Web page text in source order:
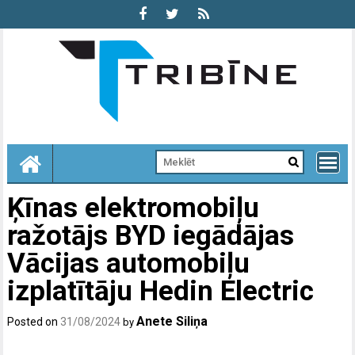
Ķīnas elektromobiļu
ražotājs BYD iegādājas
Vācijas automobiļu
izplatītāju Hedin Electric
Posted on 31/08/2024 byAnete Siliņa